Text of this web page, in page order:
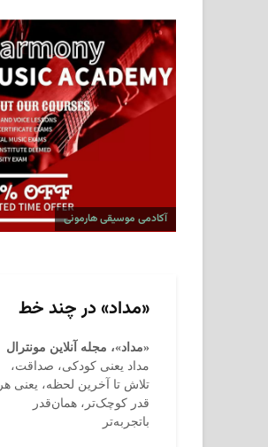
آکادمی موسیقی هارمونی
«مداد» در چند خط
«مداد»، مجله آنلاین مونترال
مداد یعنی کودکی، صداقت،
تلاش تا آخرین لحظه، یعنی هر
قدر کوچک‌تر، همان‌قدر
باتجربه‌تر